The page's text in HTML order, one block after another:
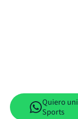
Quiero
Sports